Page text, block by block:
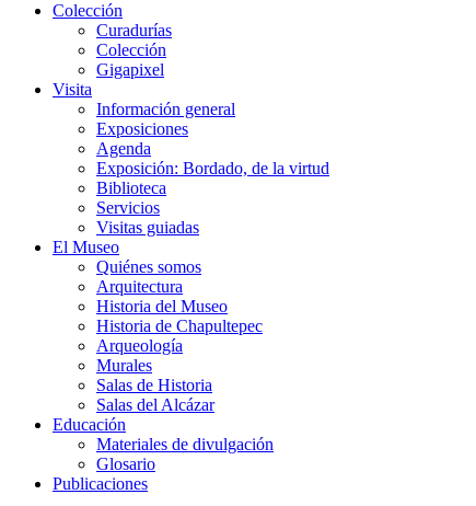
Colección
Curadurías
Colección
Gigapixel
Visita
Información general
Exposiciones
Agenda
Exposición: Bordado, de la virtud
Biblioteca
Servicios
Visitas guiadas
El Museo
Quiénes somos
Arquitectura
Historia del Museo
Historia de Chapultepec
Arqueología
Murales
Salas de Historia
Salas del Alcázar
Educación
Materiales de divulgación
Glosario
Publicaciones